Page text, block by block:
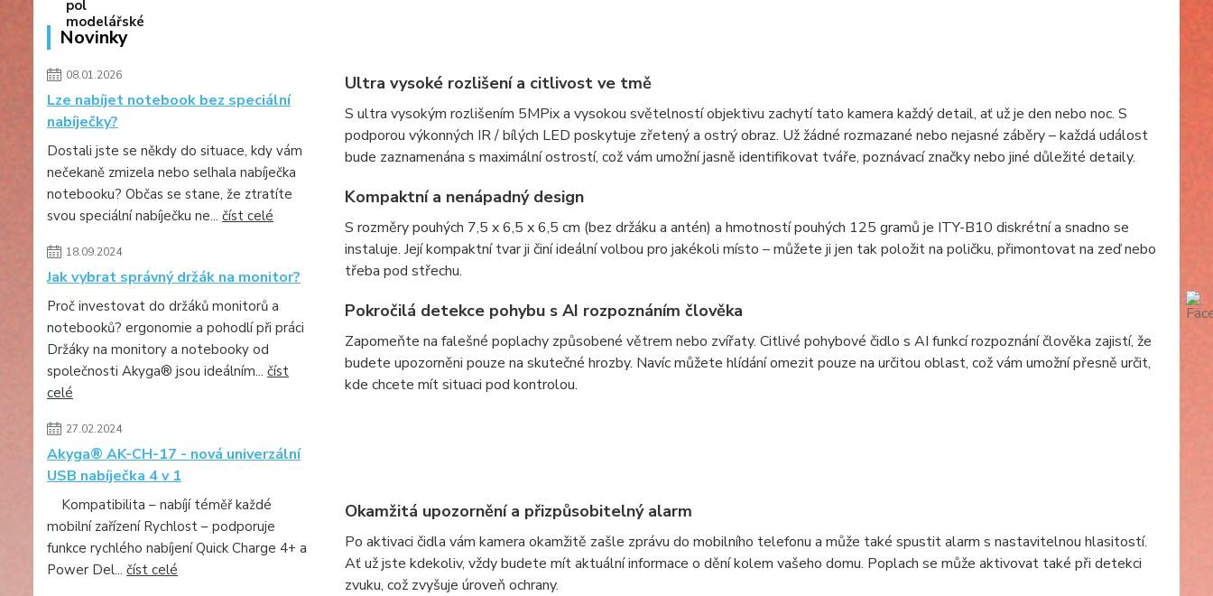
Novinky
08.01.2026
Lze nabíjet notebook bez speciální
nabíječky?
Dostali jste se někdy do situace, kdy vám
nečekaně zmizela nebo selhala nabíječka
notebooku? Občas se stane, že ztratíte
svou speciální nabíječku ne... číst celé
18.09.2024
Jak vybrat správný držák na monitor?
Proč investovat do držáků monitorů a
notebooků? ergonomie a pohodlí při práci
Držáky na monitory a notebooky od
společnosti Akyga® jsou ideálním... číst
celé
27.02.2024
Akyga® AK-CH-17 - nová univerzální
USB nabíječka 4 v 1
Kompatibilita – nabíjí téměř každé
mobilní zařízení Rychlost – podporuje
funkce rychlého nabíjení Quick Charge 4+ a
Power Del... číst celé
Ultra vysoké rozlišení a citlivost ve tmě
S ultra vysokým rozlišením 5MPix a vysokou světelností objektivu zachytí tato kamera každý detail, ať už je den nebo noc. S
podporou výkonných IR / bílých LED poskytuje zřetený a ostrý obraz. Už žádné rozmazané nebo nejasné záběry – každá událost
bude zaznamenána s maximální ostrostí, což vám umožní jasně identifikovat tváře, poznávací značky nebo jiné důležité detaily.
Kompaktní a nenápadný design
S rozměry pouhých 7,5 x 6,5 x 6,5 cm (bez držáku a antén) a hmotností pouhých 125 gramů je ITY-B10 diskrétní a snadno se
instaluje. Její kompaktní tvar ji činí ideální volbou pro jakékoli místo – můžete ji jen tak položit na poličku, přimontovat na zeď nebo
třeba pod střechu.
Pokročilá detekce pohybu s AI rozpoznáním člověka
Zapomeňte na falešné poplachy způsobené větrem nebo zvířaty. Citlivé pohybové čidlo s AI funkcí rozpoznání člověka zajistí, že
budete upozorněni pouze na skutečné hrozby. Navíc můžete hlídání omezit pouze na určitou oblast, což vám umožní přesně určit,
kde chcete mít situaci pod kontrolou.
Okamžitá upozornění a přizpůsobitelný alarm
Po aktivaci čidla vám kamera okamžitě zašle zprávu do mobilního telefonu a může také spustit alarm s nastavitelnou hlasitostí.
Ať už jste kdekoliv, vždy budete mít aktuální informace o dění kolem vašeho domu. Poplach se může aktivovat také při detekci
zvuku, což zvyšuje úroveň ochrany.